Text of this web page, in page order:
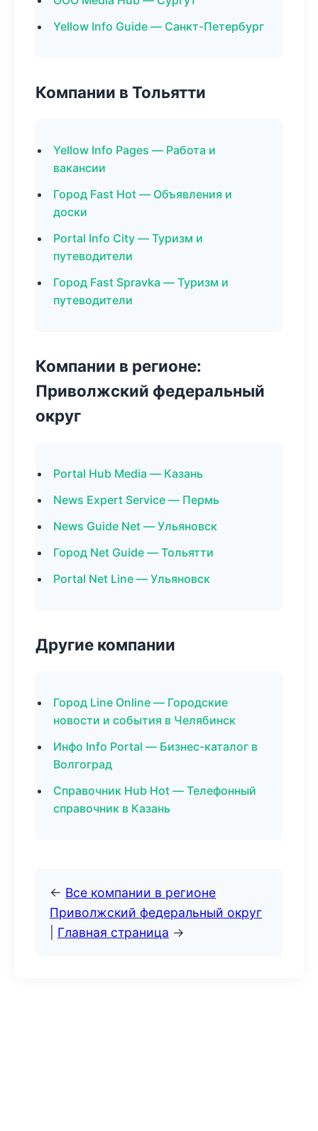
Yellow Info Guide — Санкт-Петербург
Компании в Тольятти
Yellow Info Pages — Работа и
вакансии
Город Fast Hot — Объявления и
доски
Portal Info City — Туризм и
путеводители
Город Fast Spravka — Туризм и
путеводители
Компании в регионе:
Приволжский федеральный
округ
Portal Hub Media — Казань
News Expert Service — Пермь
News Guide Net — Ульяновск
Город Net Guide — Тольятти
Portal Net Line — Ульяновск
Другие компании
Город Line Online — Городские
новости и события в Челябинск
Инфо Info Portal — Бизнес-каталог в
Волгоград
Справочник Hub Hot — Телефонный
справочник в Казань
← Все компании в регионе
Приволжский федеральный округ
Главная страница →